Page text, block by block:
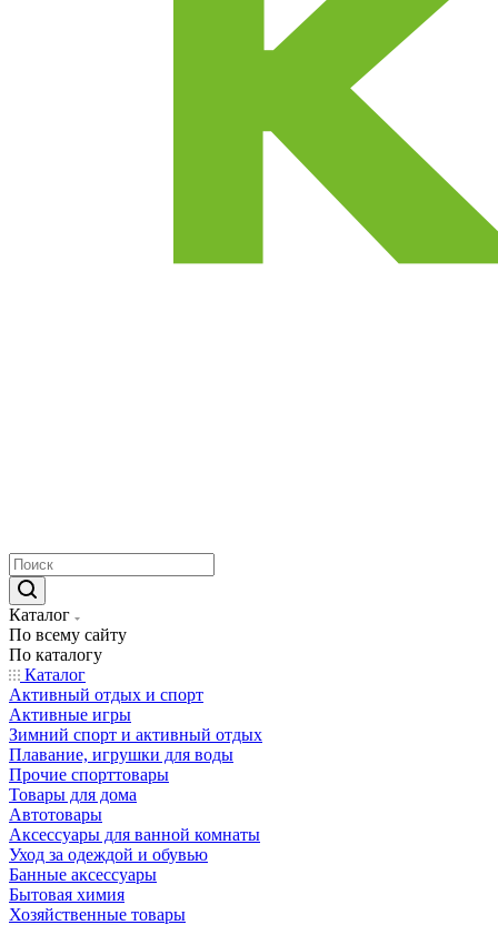
Каталог
По всему сайту
По каталогу
Каталог
Активный отдых и спорт
Активные игры
Зимний спорт и активный отдых
Плавание, игрушки для воды
Прочие спорттовары
Товары для дома
Автотовары
Аксессуары для ванной комнаты
Уход за одеждой и обувью
Банные аксессуары
Бытовая химия
Хозяйственные товары